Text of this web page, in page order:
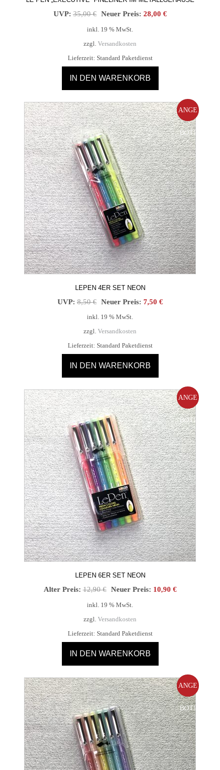
UVP: 35,00€ Ursprünglicher
35,00 €
Neuer Preis: 28,00 €Aktueller
inkl. 19 % MwSt.
zzgl. Versandkosten
Lieferzeit: Standard Paketdienst
IN DEN WARENKORB
ANGE
BOT!
LEPEN 4ER SET NEON
UVP: 8,50€ Ursprünglicher
8,50 €
Neuer Preis: 7,50 €Aktueller
inkl. 19 % MwSt.
zzgl. Versandkosten
Lieferzeit: Standard Paketdienst
IN DEN WARENKORB
ANGE
BOT!
LEPEN 6ER SET NEON
Alter Preis: 12,90€ Ursprünglicher
12,90 €
Neuer Preis: 10,90 €Aktueller
inkl. 19 % MwSt.
zzgl. Versandkosten
Lieferzeit: Standard Paketdienst
IN DEN WARENKORB
ANGE
BOT!